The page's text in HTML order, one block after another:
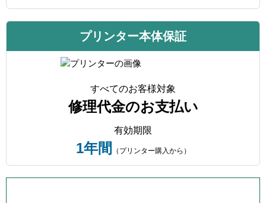
プリンター本体保証
すべてのお客様対象
修理代金のお支払い
有効期限
1年間 （プリンター購入から）